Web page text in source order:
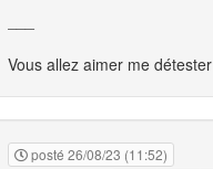
Vous allez aimer me détester
posté 26/08/23 (11:52)